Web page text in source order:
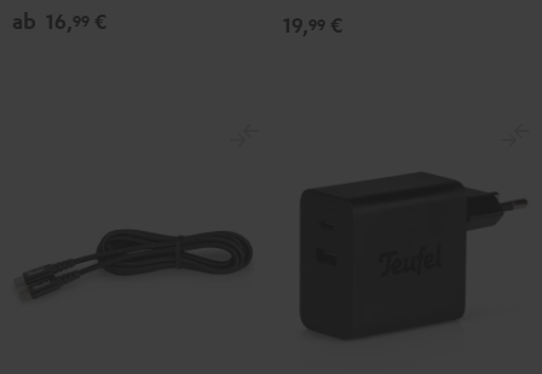
Schwarz
Weiß
ab 16,99 € 19,99 €